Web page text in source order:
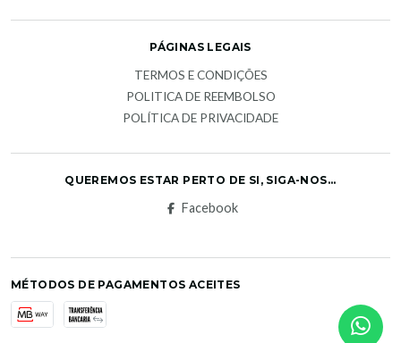
PÁGINAS LEGAIS
TERMOS E CONDIÇÕES
POLITICA DE REEMBOLSO
POLÍTICA DE PRIVACIDADE
QUEREMOS ESTAR PERTO DE SI, SIGA-NOS...
Facebook
MÉTODOS DE PAGAMENTOS ACEITES